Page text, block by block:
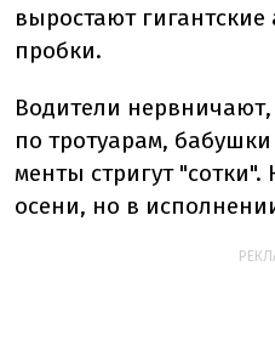
выростают
пробки.
Водители нервничают,
по тротуарам,
менты стригут "сотки".
осени, но в